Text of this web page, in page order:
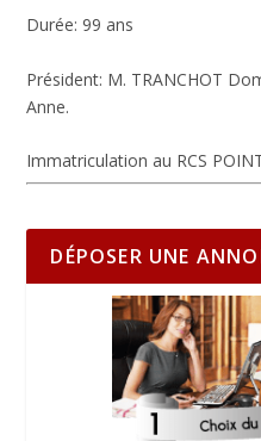
Durée: 99 ans
Président: M. TRANCHOT
Anne.
Immatriculation au RCS
DÉPOSER UNE